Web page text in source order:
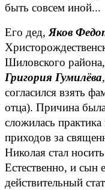
быть совсем иной...
Его дед, Яков
Шиловского
Григория Гумилёва
согласился взять
отца). Причина
сложилась практика
приходов за
Николая стал
Естественно, и сын
действительный